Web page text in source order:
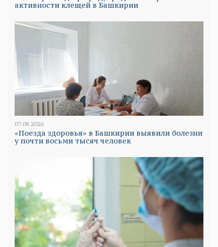
активности клещей в Башкирии
07.08.2026
«Поезда здоровья» в Башкирии выявили болезни
у почти восьми тысяч человек